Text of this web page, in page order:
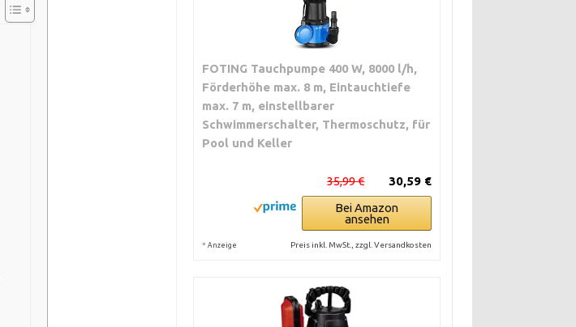
FOTING Tauchpumpe 400 W, 8000 l/h,
Förderhöhe max. 8 m, Eintauchtiefe
max. 7 m, einstellbarer
Schwimmerschalter, Thermoschutz, für
Pool und Keller
30,59 €
35,99 €
Bei Amazon
ansehen
* Anzeige Preis inkl. MwSt., zzgl. Versandkosten